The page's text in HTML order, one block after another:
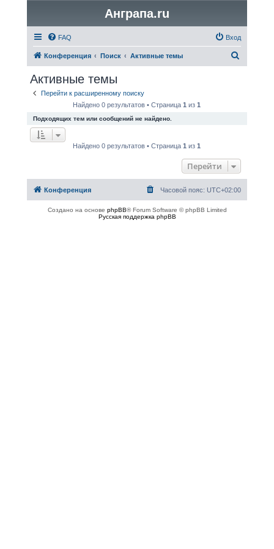
Анграпа.ru
FAQ Вход
Конференция Поиск Активные темы
Активные темы
Перейти к расширенному поиску
Найдено 0 результатов • Страница1 из1
Подходящих тем или сообщений не найдено.
Найдено 0 результатов • Страница1 из1
Перейти
Конференция Часовой пояс: UTC+02:00
Создано на основе phpBB® Forum Software © phpBB Limited
Русская поддержка phpBB